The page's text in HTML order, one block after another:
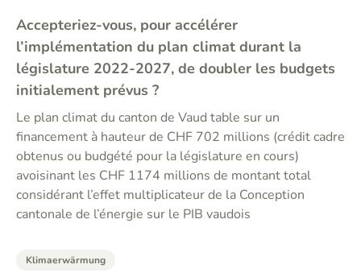
Accepteriez-vous, pour accélérer
l’implémentation du plan climat durant la
législature 2022-2027, de doubler les budgets
initialement prévus ?
Le plan climat du canton de Vaud table sur un
financement à hauteur de CHF 702 millions (crédit cadre
obtenus ou budgété pour la législature en cours)
avoisinant les CHF 1174 millions de montant total
considérant l’effet multiplicateur de la Conception
cantonale de l’énergie sur le PIB vaudois
Klimaerwärmung